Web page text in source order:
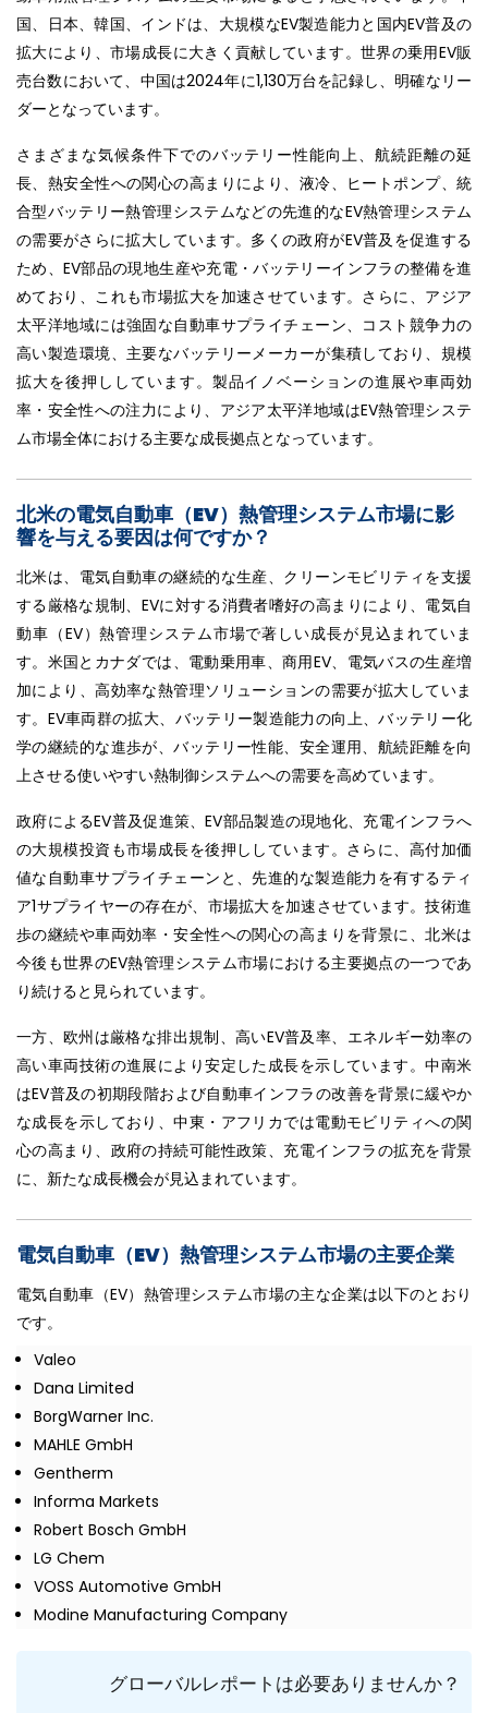
国、日本、韓国、インドは、大規模なEV製造能力と国内EV普及の
拡大により、市場成長に大きく貢献しています。世界の乗用EV販
売台数において、中国は2024年に1,130万台を記録し、明確なリー
ダーとなっています。
さまざまな気候条件下でのバッテリー性能向上、航続距離の延
長、熱安全性への関心の高まりにより、液冷、ヒートポンプ、統
合型バッテリー熱管理システムなどの先進的なEV熱管理システム
の需要がさらに拡大しています。多くの政府がEV普及を促進する
ため、EV部品の現地生産や充電・バッテリーインフラの整備を進
めており、これも市場拡大を加速させています。さらに、アジア
太平洋地域には強固な自動車サプライチェーン、コスト競争力の
高い製造環境、主要なバッテリーメーカーが集積しており、規模
拡大を後押ししています。製品イノベーションの進展や車両効
率・安全性への注力により、アジア太平洋地域はEV熱管理システ
ム市場全体における主要な成長拠点となっています。
北米の電気自動車（EV）熱管理システム市場に影
響を与える要因は何ですか？
北米は、電気自動車の継続的な生産、クリーンモビリティを支援
する厳格な規制、EVに対する消費者嗜好の高まりにより、電気自
動車（EV）熱管理システム市場で著しい成長が見込まれていま
す。米国とカナダでは、電動乗用車、商用EV、電気バスの生産増
加により、高効率な熱管理ソリューションの需要が拡大していま
す。EV車両群の拡大、バッテリー製造能力の向上、バッテリー化
学の継続的な進歩が、バッテリー性能、安全運用、航続距離を向
上させる使いやすい熱制御システムへの需要を高めています。
政府によるEV普及促進策、EV部品製造の現地化、充電インフラへ
の大規模投資も市場成長を後押ししています。さらに、高付加価
値な自動車サプライチェーンと、先進的な製造能力を有するティ
ア1サプライヤーの存在が、市場拡大を加速させています。技術進
歩の継続や車両効率・安全性への関心の高まりを背景に、北米は
今後も世界のEV熱管理システム市場における主要拠点の一つであ
り続けると見られています。
一方、欧州は厳格な排出規制、高いEV普及率、エネルギー効率の
高い車両技術の進展により安定した成長を示しています。中南米
はEV普及の初期段階および自動車インフラの改善を背景に緩やか
な成長を示しており、中東・アフリカでは電動モビリティへの関
心の高まり、政府の持続可能性政策、充電インフラの拡充を背景
に、新たな成長機会が見込まれています。
電気自動車（EV）熱管理システム市場の主要企業
電気自動車（EV）熱管理システム市場の主な企業は以下のとおり
です。
Valeo
Dana Limited
BorgWarner Inc.
MAHLE GmbH
Gentherm
Informa Markets
Robert Bosch GmbH
LG Chem
VOSS Automotive GmbH
Modine Manufacturing Company
グローバルレポートは必要ありませんか？